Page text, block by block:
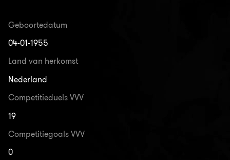
Geboortedatum
04-01-1955
Land van herkomst
Nederland
Competitieduels VVV
19
Competitiegoals VVV
0